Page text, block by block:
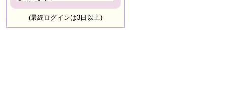
(最終ログインは3日以上)